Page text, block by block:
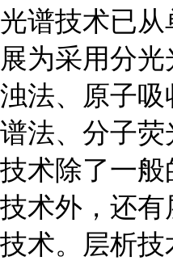
光谱技术已
展为采用分
浊法、原子
谱法、分子
技术除了一
技术外，还
技术。层析